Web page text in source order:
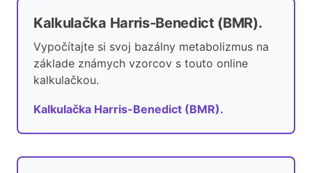
Kalkulačka Harris-Benedict (BMR).
Vypočítajte si svoj bazálny metabolizmus na
základe známych vzorcov s touto online
kalkulačkou.
Kalkulačka Harris-Benedict (BMR).